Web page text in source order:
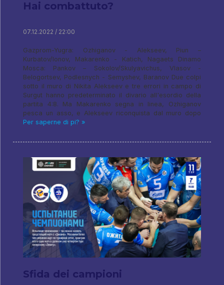
Hai combattuto?
07.12.2022 / 22:00
Gazprom-Yugra: Ozhiganov - Alekseev, Piun –
Kurbatov/Ionov, Makarenko - Katich, Nagaets Dinamo
Mosca: Pankov – Sokolov/Skulyavichus, Vlasov -
Belogortsev, Podlesnych - Semyshev, Baranov Due colpi
sotto il muro di Nikita Alekseev e tre errori in campo di
Surgut hanno predeterminato il divario all'esordio della
partita 4:8. Ma Makarenko segna in linea, Ozhiganov
pesca un asso, e Alekseev riconquista dal muro dopo
Per saperne di pi? »
Sfida dei campioni